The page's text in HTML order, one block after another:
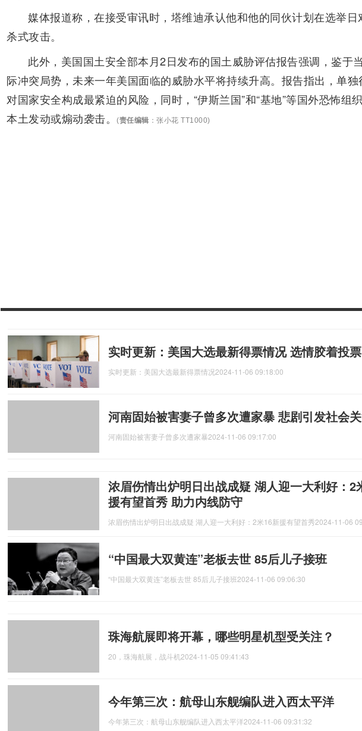
媒体报道称，在接受审讯时，塔维迪承认他和他的同伙计划在选举日
杀式攻击。
此外，美国国土安全部本月2日发布的国土威胁评估报告强调，鉴于
际冲突局势，未来一年美国面临的威胁水平将持续升高。报告指出，单独
对国家安全构成最紧迫的风险，同时，“伊斯兰国”和“基地”等国外恐怖组
本土发动或煽动袭击。
(责任编辑 ：张小花 TT1000)
实时更新：美国大选最新得票情况 选情胶着投
实时更新：美国大选最新得票情况2024-11-06 09:18:00
河南固始被害妻子曾多次遭家暴 悲剧引发社会
河南固始被害妻子曾多次遭家暴2024-11-06 09:17:00
浓眉伤情出炉明日出战成疑 湖人迎一大利好：2
援有望首秀 助力内线防守
浓眉伤情出炉明日出战成疑 湖人迎一大利好：2米16新援有望首秀2024-11-06
“中国最大双黄连”老板去世 85后儿子接班
“中国最大双黄连”老板去世 85后儿子接班2024-11-06 09:06:30
珠海航展即将开幕，哪些明星机型受关注？
20，珠海航展，战斗机 2024-11-05 09:41:43
今年第三次：航母山东舰编队进入西太平洋
今年第三次：航母山东舰编队进入西太平洋2024-11-06 09:31:32